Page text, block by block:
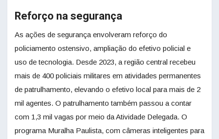
Reforço na segurança
As ações de segurança envolveram reforço do
policiamento ostensivo, ampliação do efetivo policial e
uso de tecnologia. Desde 2023, a região central recebeu
mais de 400 policiais militares em atividades permanentes
de patrulhamento, elevando o efetivo local para mais de 2
mil agentes. O patrulhamento também passou a contar
com 1,3 mil vagas por meio da Atividade Delegada. O
programa Muralha Paulista, com câmeras inteligentes para